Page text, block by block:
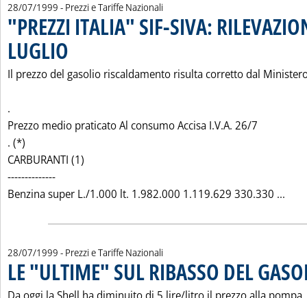
28/07/1999 - Prezzi e Tariffe Nazionali
"PREZZI ITALIA" SIF-SIVA:
LUGLIO
Il prezzo del gasolio riscaldamento risulta corretto dal
.
Prezzo medio praticato Al consumo Accisa I.V.A. 26/7
. (*)
CARBURANTI (1)
--------------
Benzina super L./1.000 lt. 1.982.000 1.119.629 330.330 ...
28/07/1999 - Prezzi e Tariffe Nazionali
LE "ULTIME" SUL RIBASSO DEL